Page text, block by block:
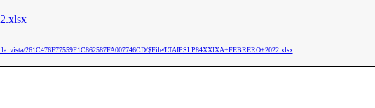
261C476F77559F1C862587FA007746CD/$File/LTAIPSLP84XXIXA+FEBRERO+2022.xlsx